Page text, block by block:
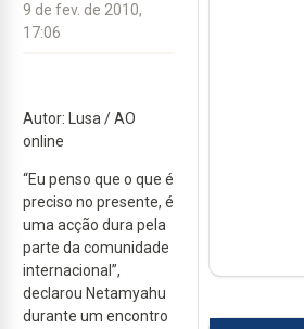
9 de fev. de 2010,
17:06
Autor: Lusa / AO
online
“Eu penso que o que é
preciso no presente, é
uma acção dura pela
parte da comunidade
internacional”,
declarou Netamyahu
durante um encontro